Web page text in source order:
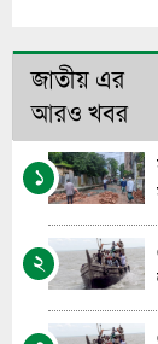
জাতীয় এর
আরও খবর
১
২